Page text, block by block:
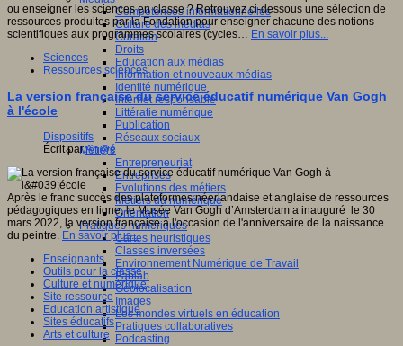
Compétences informationnelles
Culture des médias
Curation
Droits
Education aux médias
Information et nouveaux médias
Identité numérique
Internet responsable
Littératie numérique
Publication
Réseaux sociaux
Métiers
Entrepreneuriat
Entreprises
Evolutions des métiers
Métiers du numérique
Orientation
Pratiques numériques
Cartes heuristiques
Classes inversées
Environnement Numérique de Travail
Fablab
Géolocalisation
Images
Les mondes virtuels en éducation
Pratiques collaboratives
Podcasting
ou enseigner les sciences en classe ? Retrouvez ci-dessous une sélection de
ressources produites par la Fondation pour enseigner chacune des notions
scientifiques aux programmes scolaires (cycles… En savoir plus...
Sciences
Ressources sciences
La version française du service éducatif numérique Van Gogh
à l'école
Dispositifs
Écrit parAn@é
Après le franc succès des plateformes néerlandaise et anglaise de ressources
pédagogiques en ligne, le Musée Van Gogh d’Amsterdam a inauguré le 30
mars 2022, la version française à l'occasion de l'anniversaire de la naissance
du peintre. En savoir plus...
Enseignants
Outils pour la classe
Culture et numérique
Site ressource
Education artistique
Sites éducatifs
Arts et culture